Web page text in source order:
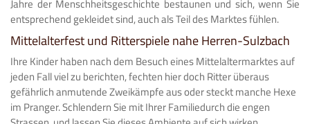
Jahre der Menschheitsgeschichte bestaunen und sich, wenn Sie
entsprechend gekleidet sind, auch als Teil des Marktes fühlen.
Mittelalterfest und Ritterspiele nahe Herren-Sulzbach
Ihre Kinder haben nach dem Besuch eines Mittelaltermarktes auf
jeden Fall viel zu berichten, fechten hier doch Ritter überaus
gefährlich anmutende Zweikämpfe aus oder steckt manche Hexe
im Pranger. Schlendern Sie mit Ihrer Familiedurch die engen